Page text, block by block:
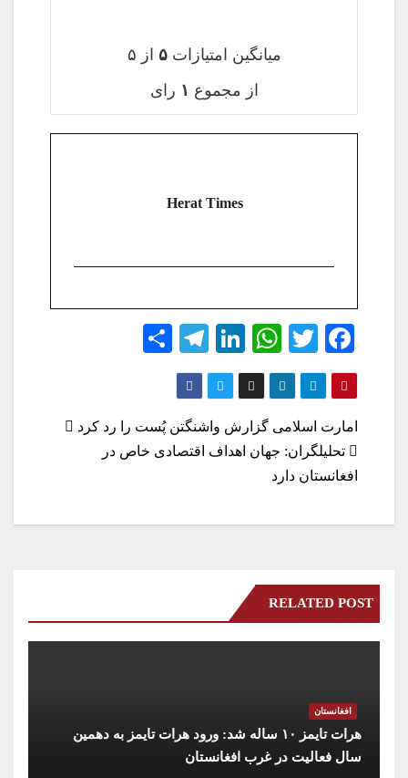
میانگین امتیازات۵ از ۵
از مجموع ۱ رای
Herat Times
Fa
ce
bo
ok
T
wi
tte
r
W
ha
ts
A
pp
Li
nk
ed
In
Te
le
gr
a
m
راهبری
نوشته
امارت اسلامی گزارش واشنگتن پُست را رد کرد
تحلیلگران: جهان اهداف اقتصادی خاص در
افغانستان دارد
RELATED POST
افغانستان
هرات تایمز ۱۰ ساله شد: ورود هرات تایمز به دهمین
سال فعالیت در غرب افغانستان